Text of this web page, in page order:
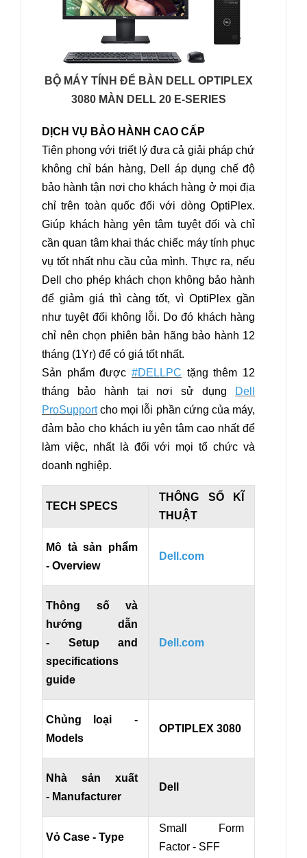
BỘ MÁY TÍNH ĐỂ BÀN DELL OPTIPLEX
3080 MÀN DELL 20 E-SERIES
DỊCH VỤ BẢO HÀNH CAO CẤP
Tiên phong với triết lý đưa cả giải pháp chứ
không chỉ bán hàng, Dell áp dụng chế độ
bảo hành tận nơi cho khách hàng ở mọi địa
chỉ trên toàn quốc đối với dòng OptiPlex.
Giúp khách hàng yên tâm tuyệt đối và chỉ
cần quan tâm khai thác chiếc máy tính phục
vụ tốt nhất nhu cầu của mình. Thực ra, nếu
Dell cho phép khách chọn không bảo hành
để giảm giá thì càng tốt, vì OptiPlex gần
như tuyệt đối không lỗi. Do đó khách hàng
chỉ nên chọn phiên bản hãng bảo hành 12
tháng (1Yr) để có giá tốt nhất.
Sản phẩm được #DELLPC tặng thêm 12
tháng bảo hành tại nơi sử dụng
Dell
ProSupport cho mọi lỗi phần cứng của máy,
đảm bảo cho khách iu yên tâm cao nhất để
làm việc, nhất là đối với mọi tổ chức và
doanh nghiệp.
TECH SPECS
THÔNG SỐ KĨ
THUẬT
Mô tả sản phẩm
- Overview
Dell.com
Thông số và
hướng dẫn
- Setup and
specifications
guide
Dell.com
Chủng loại -
Models
OPTIPLEX 3080
Nhà sản xuất
- Manufacturer
Dell
Vỏ Case - Type
Small Form
Factor - SFF